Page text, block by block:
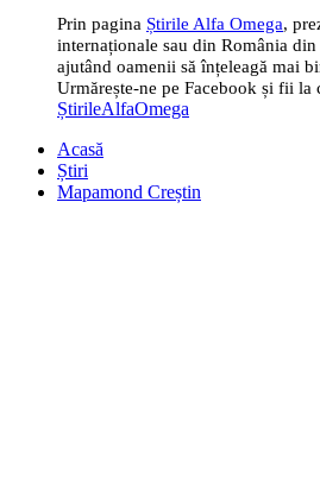
Prin pagina Știrile Alfa Omega,
internaționale sau din România
ajutând oamenii să înțeleagă mai
Urmărește-ne pe Facebook și fii la
ȘtirileAlfaOmega
Acasă
Știri
Mapamond Creștin